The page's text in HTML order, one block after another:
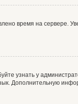
время на сервере.
узнать у
Дополнительную